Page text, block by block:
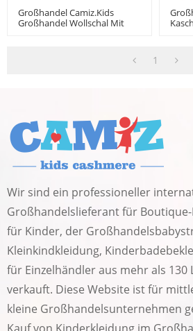
Großhandel Camiz.kids
Großhandel Wollschal Mit
1
Wir sind ein professioneller
Großhandelslieferant für
für Kinder, der
Kleinkindkleidung,
für Einzelhändler aus mehr als 130
verkauft. Diese Website ist für
kleine Großhandelsunternehmen